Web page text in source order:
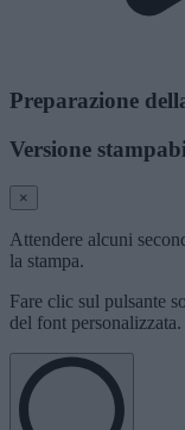
Preparazione
Versione
×
Attendere alcuni
la stampa.
Fare clic sul pulsante
del font personalizzata.